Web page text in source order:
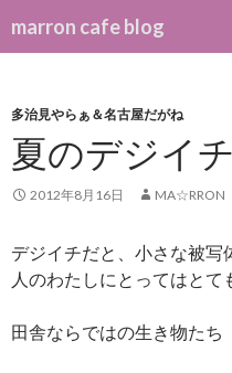
marron cafe blog
多治見やらぁ＆名古屋だがね
夏のデジイチ
2012年8月16日 MA☆RRON
デジイチだと、小さな被
人のわたしにとってはとて
田舎ならではの生き物たち